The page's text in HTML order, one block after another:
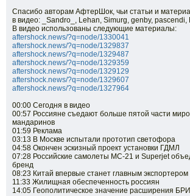
Спасибо авторам АфтерШок, чьи статьи и
в видео: _Sandro_, Lehan, Simurg, genby, pascendi,
В видео использованы следующие материалы:
aftershock.news/?q=node/1330041
aftershock.news/?q=node/1329837
aftershock.news/?q=node/1329487
aftershock.news/?q=node/1329359
aftershock.news/?q=node/1329129
aftershock.news/?q=node/1329607
aftershock.news/?q=node/1327964
00:00 Сегодня в видео
00:57 Россияне съедают больше пятой части
мандаринов
01:59 Реклама
03:13 В Москве испытали прототип светофора
04:58 Окончен эскизный проект установки ГДМЛ
07:28 Российские самолеты МС-21 и Superjet
бренд
08:23 Китай впервые станет главным экспортером
11:33 Жилищная обеспеченность россиян
14:05 Геополитическое значение расширения